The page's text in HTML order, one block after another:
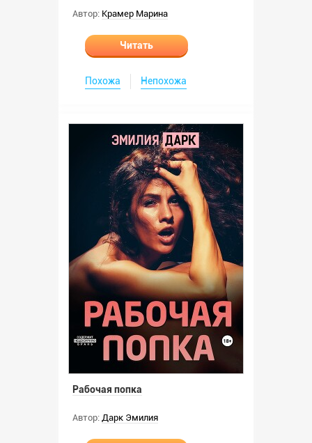
Автор: Крамер Марина
Читать
Похожа Непохожа
Рабочая попка
Автор: Дарк Эмилия